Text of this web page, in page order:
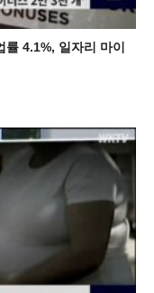
률 4.1%, 일자리 마이